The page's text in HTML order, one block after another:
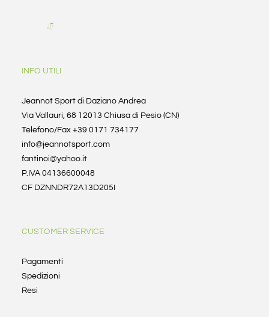
INFO UTILI
Jeannot Sport di Daziano Andrea
Via Vallauri, 68 12013 Chiusa di Pesio (CN)
Telefono/Fax +39 0171 734177
info@jeannotsport.com
fantinoi@yahoo.it
P.IVA 04136600048
CF DZNNDR72A13D205I
CUSTOMER SERVICE
Pagamenti
Spedizioni
Resi